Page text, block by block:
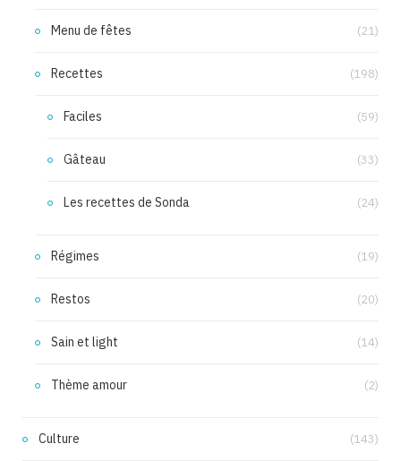
Menu de fêtes (21)
Recettes (198)
Faciles (59)
Gâteau (33)
Les recettes de Sonda (24)
Régimes (19)
Restos (20)
Sain et light (14)
Thème amour (2)
Culture (143)